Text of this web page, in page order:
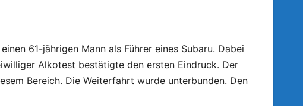
61-jährigen Mann als Führer eines Subaru. Dabei
Alkotest bestätigte den ersten Eindruck. Der
Bereich. Die Weiterfahrt wurde unterbunden. Den